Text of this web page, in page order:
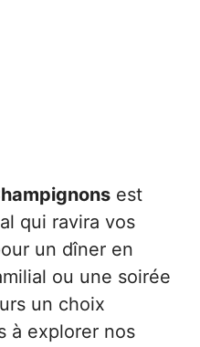
est
qui ravira vos
un dîner en
ou une soirée
un choix
à explorer nos